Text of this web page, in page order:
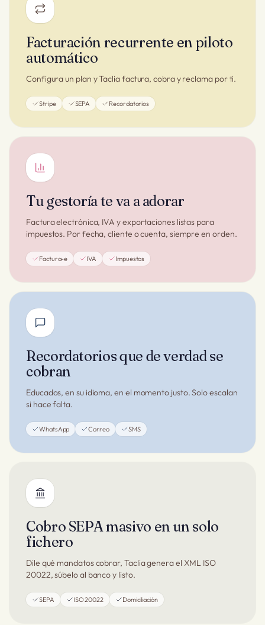
Facturación recurrente en piloto
automático
Configura un plan y Taclia factura, cobra y reclama por ti.
Stripe SEPA Recordatorios
Tu gestoría te va a adorar
Factura electrónica, IVA y exportaciones listas para
impuestos. Por fecha, cliente o cuenta, siempre en orden.
Factura-e IVA Impuestos
Recordatorios que de verdad se
cobran
Educados, en su idioma, en el momento justo. Solo escalan
si hace falta.
WhatsApp Correo SMS
Cobro SEPA masivo en un solo
fichero
Dile qué mandatos cobrar, Taclia genera el XML ISO
20022, súbelo al banco y listo.
SEPA ISO 20022 Domiciliación